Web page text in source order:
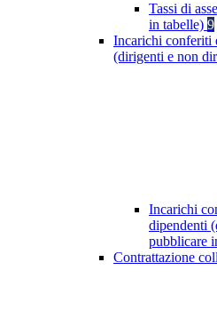
Tassi di
in tabelle) 9
Incarichi conferiti
(dirigenti e non
Incarichi
dipendenti
pubblicare
Contrattazione